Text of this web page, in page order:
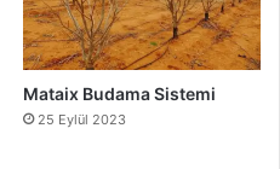
Mataix Budama Sistemi
25 Eylül 2023